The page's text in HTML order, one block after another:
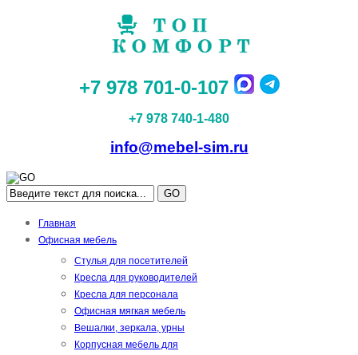
+7 978 701-0-107
+7 978 740-1-480
info@mebel-sim.ru
GO
Главная
Офисная мебель
Стулья для посетителей
Кресла для руководителей
Кресла для персонала
Офисная мягкая мебель
Вешалки, зеркала, урны
Корпусная мебель для